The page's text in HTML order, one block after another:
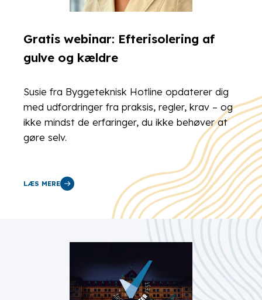
Gratis webinar: Efterisolering af
gulve og kældre
Susie fra Byggeteknisk Hotline opdaterer dig
med udfordringer fra praksis, regler, krav – og
ikke mindst de erfaringer, du ikke behøver at
gøre selv.
LÆS MERE